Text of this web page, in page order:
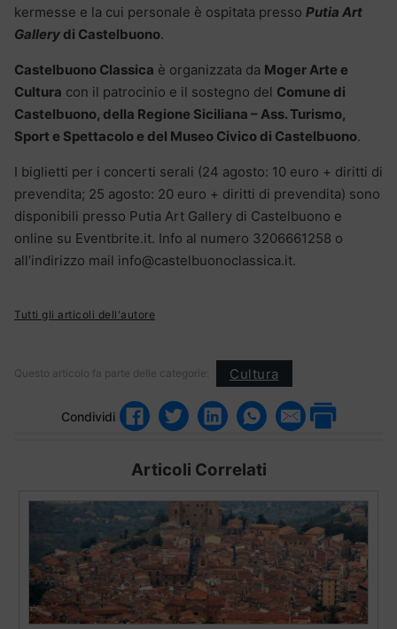
kermesse e la cui personale è ospitata presso Putia Art
Gallery di Castelbuono.
Castelbuono Classica è organizzata da Moger Arte e
Cultura con il patrocinio e il sostegno del Comune di
Castelbuono, della Regione Siciliana – Ass. Turismo,
Sport e Spettacolo e del Museo Civico di Castelbuono.
I biglietti per i concerti serali (24 agosto: 10 euro + diritti di
prevendita; 25 agosto: 20 euro + diritti di prevendita) sono
disponibili presso Putia Art Gallery di Castelbuono e
online su Eventbrite.it. Info al numero 3206661258 o
all’indirizzo mail info@castelbuonoclassica.it.
Tutti gli articoli dell'autore
Questo articolo fa parte delle categorie: Cultura
Condividi
Articoli Correlati